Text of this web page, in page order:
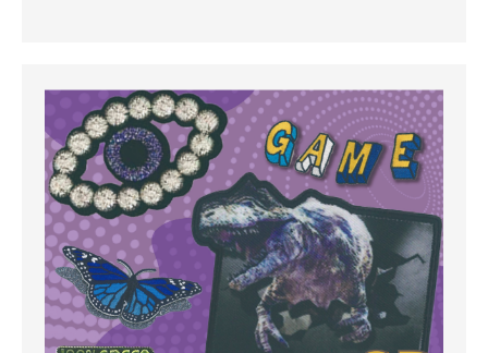
聯絡我們
EN 繁中